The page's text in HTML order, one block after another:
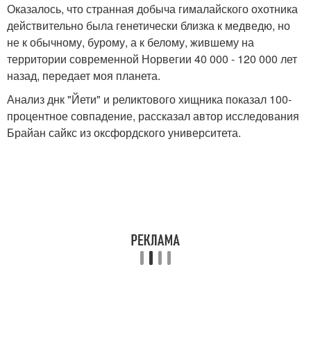
Оказалось, что странная добыча гималайского охотника
действительно была генетически близка к медведю, но
не к обычному, бурому, а к белому, жившему на
территории современной Норвегии 40 000 - 120 000 лет
назад, передает моя планета.
Анализ днк "Йети" и реликтового хищника показал 100-
процентное совпадение, рассказал автор исследования
Брайан сайкс из оксфордского университета.